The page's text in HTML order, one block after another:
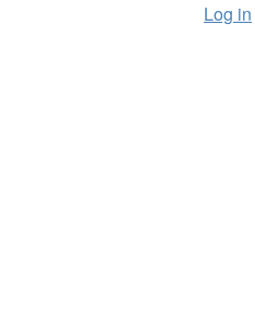
Log in